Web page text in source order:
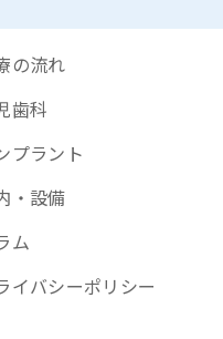
の流れ
歯科
プラント
・設備
ム
イバシーポリシー